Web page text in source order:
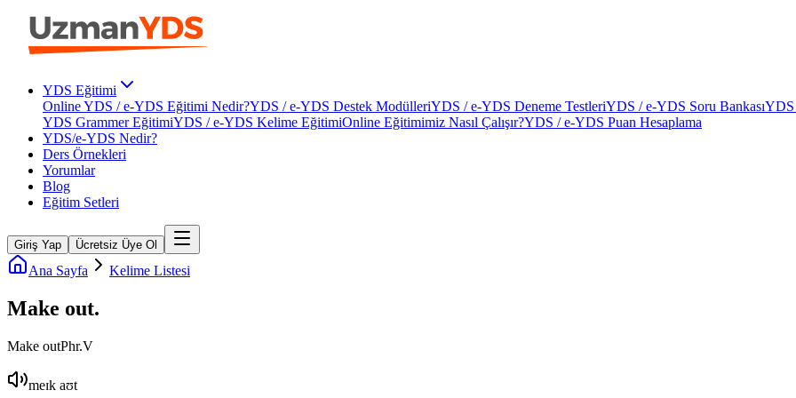
YDS Eğitimi
Online YDS / e-YDS Eğitimi Nedir?YDS / e-YDS Destek ModülleriYDS / e-YDS Deneme TestleriYDS / e-YDS Soru BankasıYDS
YDS Grammer EğitimiYDS / e-YDS Kelime EğitimiOnline Eğitimimiz Nasıl Çalışır?YDS / e-YDS Puan Hesaplama
YDS/e-YDS Nedir?
Ders Örnekleri
Yorumlar
Blog
Eğitim Setleri
Giriş Yap Ücretsiz Üye Ol
Ana Sayfa Kelime Listesi
Make out.
Make outPhr.V
meɪk aʊt